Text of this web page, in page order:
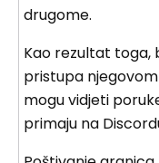
drugome.
Kao rezultat toga,
pristupa
mogu vidjeti
primaju na